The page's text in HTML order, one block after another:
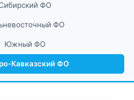
ФО
ФО
Южный ФО
Кавказский ФО